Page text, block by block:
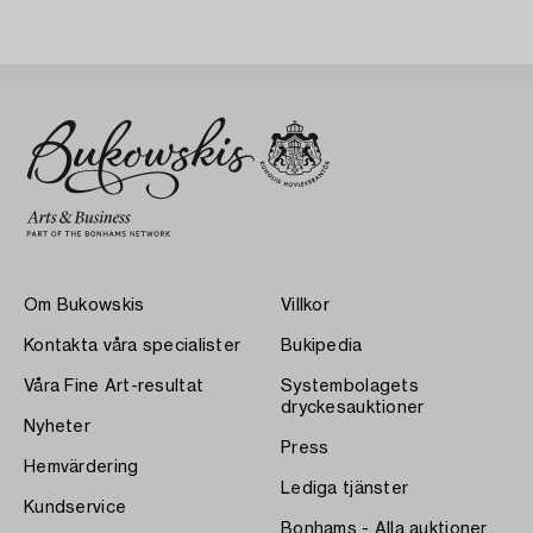
Om Bukowskis
Kontakta våra specialister
Våra Fine Art-resultat
Nyheter
Hemvärdering
Kundservice
Villkor
Bukipedia
Systembolagets
dryckesauktioner
Press
Lediga tjänster
Bonhams - Alla auktioner